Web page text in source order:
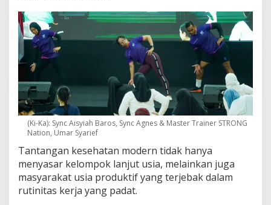
(Ki-Ka): Sync Aisyiah Baros, Sync Agnes & Master Trainer STRONG
Nation, Umar Syarief
Tantangan kesehatan modern tidak hanya
menyasar kelompok lanjut usia, melainkan juga
masyarakat usia produktif yang terjebak dalam
rutinitas kerja yang padat.